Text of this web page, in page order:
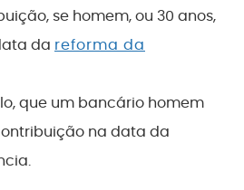
se homem, ou 30 anos,
da reforma da
que um bancário homem
na data da